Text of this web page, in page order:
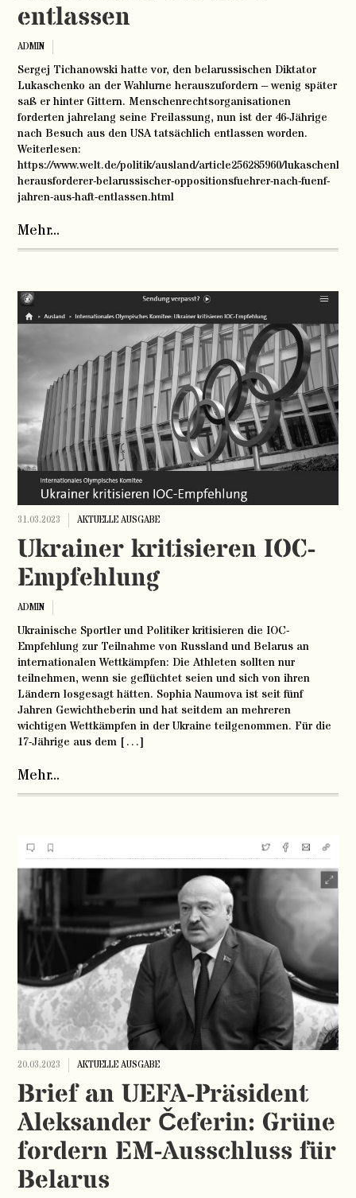
entlassen
ADMIN
Sergej Tichanowski hatte vor, den belarussischen Diktator
Lukaschenko an der Wahlurne herauszufordern – wenig später
saß er hinter Gittern. Menschenrechtsorganisationen
forderten jahrelang seine Freilassung, nun ist der 46-Jährige
nach Besuch aus den USA tatsächlich entlassen worden.
Weiterlesen:
https://www.welt.de/politik/ausland/article256285960/lukaschenko-
herausforderer-belarussischer-oppositionsfuehrer-nach-fuenf-
jahren-aus-haft-entlassen.html
Mehr...
31.03.2023 AKTUELLE AUSGABE
Ukrainer kritisieren IOC-
Empfehlung
ADMIN
Ukrainische Sportler und Politiker kritisieren die IOC-
Empfehlung zur Teilnahme von Russland und Belarus an
internationalen Wettkämpfen: Die Athleten sollten nur
teilnehmen, wenn sie geflüchtet seien und sich von ihren
Ländern losgesagt hätten. Sophia Naumova ist seit fünf
Jahren Gewichtheberin und hat seitdem an mehreren
wichtigen Wettkämpfen in der Ukraine teilgenommen. Für die
17-Jährige aus dem […]
Mehr...
20.03.2023 AKTUELLE AUSGABE
Brief an UEFA-Präsident
Aleksander Čeferin: Grüne
fordern EM-Ausschluss für
Belarus